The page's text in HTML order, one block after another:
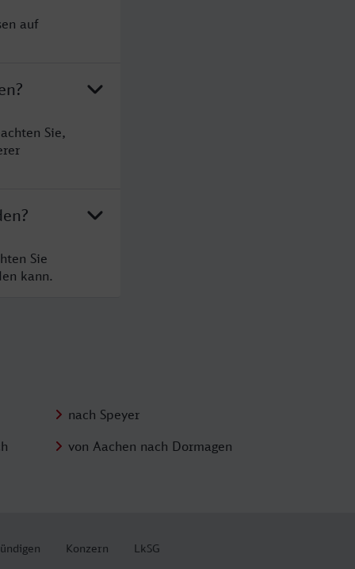
auf
Sie,
Sie
kann.
nach Speyer
von Aachen nach Dormagen
Konzern LkSG